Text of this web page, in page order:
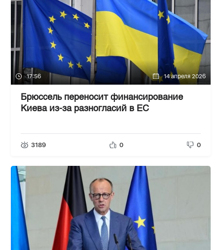
17:56 14 апреля 2026
Брюссель переносит финансирование
Киева из-за разногласий в ЕС
3189 0 0